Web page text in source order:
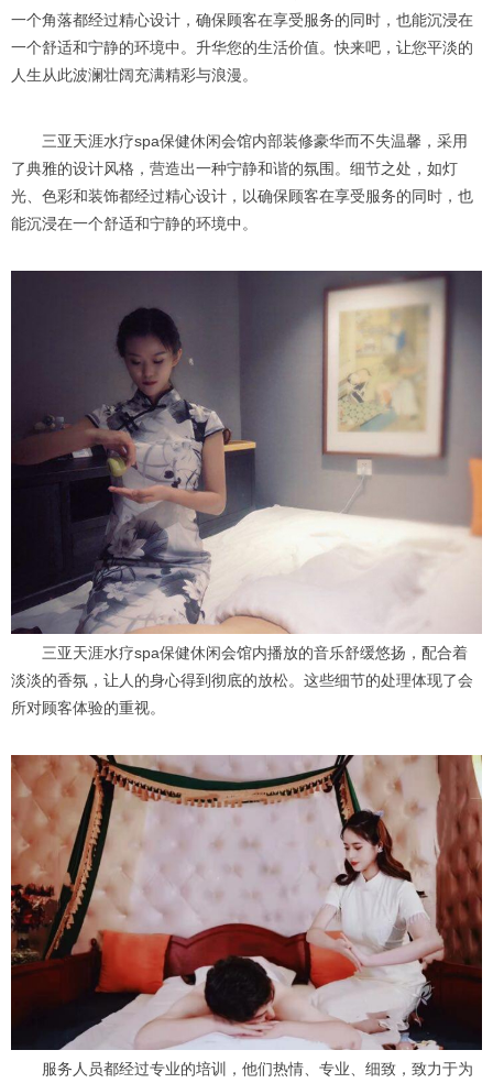
一个角落都经过精心设计，确保顾客在享受服务的同时，也能沉浸在
一个舒适和宁静的环境中。升华您的生活价值。快来吧，让您平淡的
人生从此波澜壮阔充满精彩与浪漫。
三亚天涯水疗spa保健休闲会馆内部装修豪华而不失温馨，采用
了典雅的设计风格，营造出一种宁静和谐的氛围。细节之处，如灯
光、色彩和装饰都经过精心设计，以确保顾客在享受服务的同时，也
能沉浸在一个舒适和宁静的环境中。
三亚天涯水疗spa保健休闲会馆内播放的音乐舒缓悠扬，配合着
淡淡的香氛，让人的身心得到彻底的放松。这些细节的处理体现了会
所对顾客体验的重视。
服务人员都经过专业的培训，他们热情、专业、细致，致力于为